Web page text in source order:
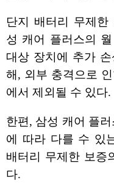
단지 배터리 무제
성 캐어 플러스의
대상 장치에 추가
해, 외부 충격으로
에서 제외될 수 있다.
한편, 삼성 캐어 플
에 따라 다를 수 있
배터리 무제한 보증
다.